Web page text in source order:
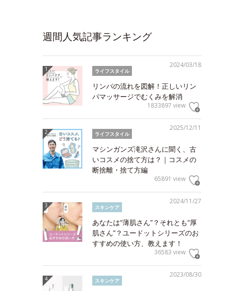
週間人気記事ランキング
2024/03/18
ライフスタイル
リンパの流れを図解！正しいリン
パマッサージでむくみを解消
1833897 view
2025/12/11
ライフスタイル
マシンガンズ滝沢さんに聞く、古
いコスメの捨て方は？｜コスメの
断捨離・捨て方編
65891 view
2024/11/27
スキンケア
あなたは“薄肌さん”？それとも“厚
肌さん”？ユードットシリーズのお
すすめの使い方、教えます！
36583 view
2023/08/30
スキンケア